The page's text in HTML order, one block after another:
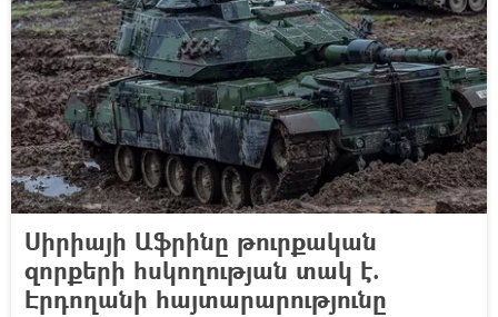
Սիրիայի Աֆրինը թուրքական
զորքերի հսկողության տակ է.
Էրդողանի հայտարարությունը